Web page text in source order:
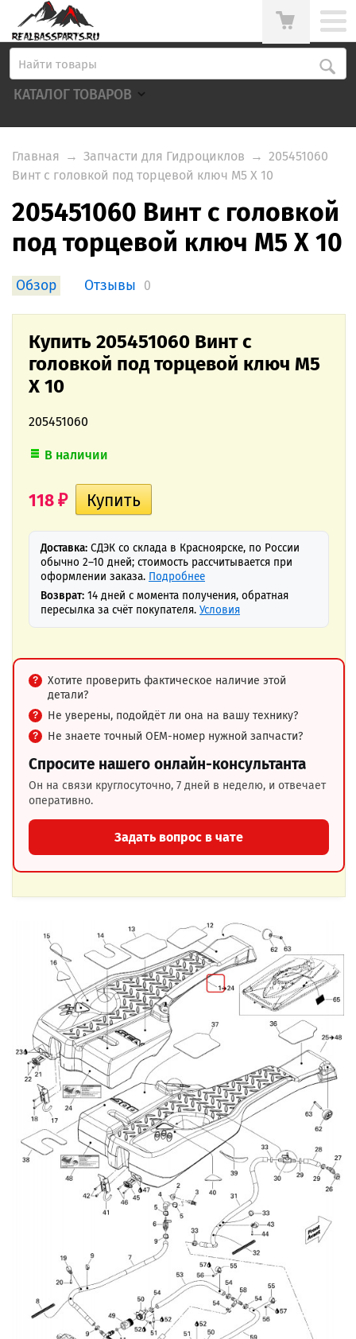
КАТАЛОГ ТОВАРОВ
Главная → Запчасти для Гидроциклов → 205451060
Винт с головкой под торцевой ключ M5 X 10
205451060 Винт с головкой
под торцевой ключ M5 X 10
Обзор Отзывы 0
Купить 205451060 Винт с
головкой под торцевой ключ M5
X 10
205451060
В наличии
118 ₽
Доставка: СДЭК со склада в Красноярске, по России
обычно 2–10 дней; стоимость рассчитывается при
оформлении заказа. Подробнее
Возврат: 14 дней с момента получения, обратная
пересылка за счёт покупателя. Условия
Хотите проверить фактическое наличие этой
детали?
Не уверены, подойдёт ли она на вашу технику?
Не знаете точный OEM-номер нужной запчасти?
Спросите нашего онлайн-консультанта
Он на связи круглосуточно, 7 дней в неделю, и отвечает
оперативно.
Задать вопрос в чате